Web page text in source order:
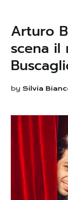
Arturo
scena il
bySilvia